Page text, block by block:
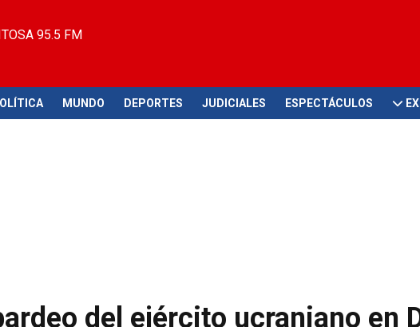
95.5 FM
MUNDO DEPORTES JUDICIALES ESPECTÁCULOS
del ejército ucraniano en